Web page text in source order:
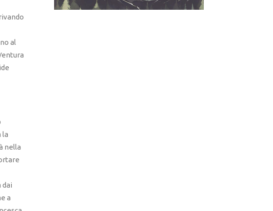
al
la
nella
dai
a